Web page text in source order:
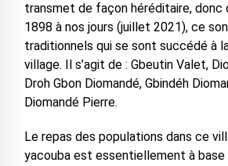
transmet de façon héréditaire, donc
1898 à nos jours (juillet 2021), ce
traditionnels qui se sont succédé à
village. Il s’agit de : Gbeutin Valet,
Droh Gbon Diomandé, Gbindéh
Diomandé Pierre.
Le repas des populations dans ce
yacouba est essentiellement à